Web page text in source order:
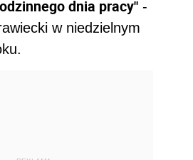
dnia pracy" -
w niedzielnym